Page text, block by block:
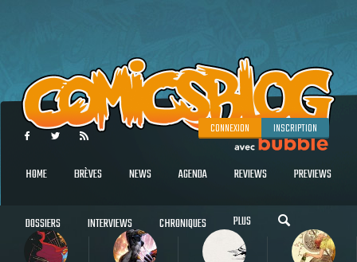
CONNEXION INSCRIPTION
HOME BRÈVES NEWS AGENDA REVIEWS PREVIEWS
DOSSIERS INTERVIEWS CHRONIQUES PLUS